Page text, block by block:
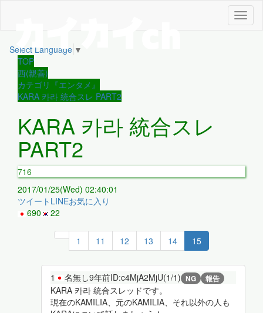
メ
ニ
Select Language ▼
TOP
西(親善)
カテゴリ『エンタメ』
KARA 카라 統合スレ PART2
KARA 카라 統合スレ
PART2
716
2017/01/25(Wed) 02:40:01
ツイート LINEお気に入り
690
22
1 11 12 13 14 15
1 名無し9年前ID:c4MjA2MjU(1/1) NG 報告
KARA 카라 統合スレッドです。
現在のKAMILIA、元のKAMILIA、それ以外の人も